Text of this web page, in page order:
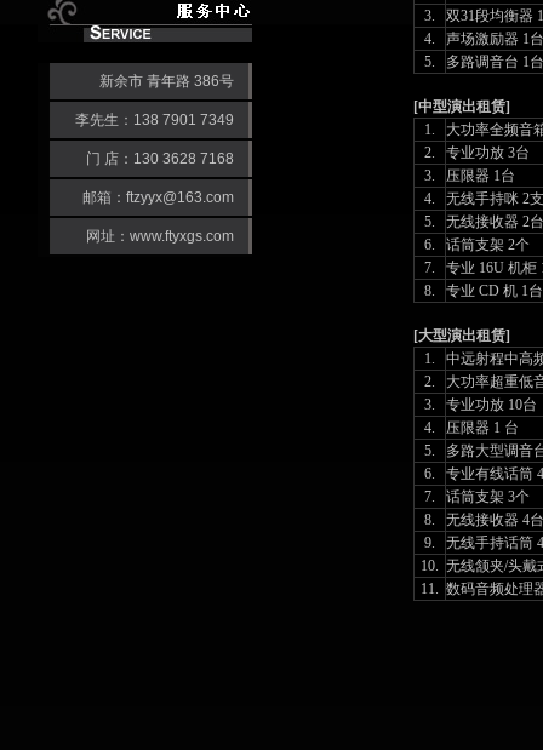
新余市 青年路 386号
李先生：138 7901 7349
门 店：130 3628 7168
邮箱：ftzyyx@163.com
网址：www.ftyxgs.com
3.
双31段均衡器
4.
声场激励器 1台
5.
多路调音台 1台
[中型演出租赁]
1.
大功率全频音
2.
专业功放 3台
3.
压限器 1台
4.
无线手持咪 2支
5.
无线接收器 2台
6.
话筒支架 2个
7.
专业 16U 机柜
8.
专业 CD 机 1台
[大型演出租赁]
1.
中远射程中高
2.
大功率超重低
3.
专业功放 10台
4.
压限器 1 台
5.
多路大型调音
6.
专业有线话筒
7.
话筒支架 3个
8.
无线接收器 4台
9.
无线手持话筒
10. 无线颔夹/头戴
11. 数码音频处理